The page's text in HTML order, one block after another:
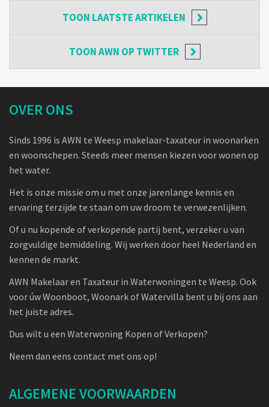
TOON LAATSTE ARTIKELEN
TOONAWN OP TWITTER
OVER ONS
Sinds 1996 is AWN te Weesp makelaar-taxateur in woonarken
en woonschepen. Steeds meer mensen kiezen voor wonen op
het water.
Het is onze missie om u met onze jarenlange kennis en
ervaring terzijde te staan om uw droom te verwezenlijken.
Of u nu kopende of verkopende partij bent, verzeker u van
zorgvuldige bemiddeling. Wij werken door heel Nederland en
kennen de markt.
AWN Makelaar en Taxateur in Waterwoningen te Weesp. Ook
voor úw Woonboot, Woonark of Watervilla bent u bij ons aan
het juiste adres.
Dus wilt u een Waterwoning Kopen of Verkopen?
Neem dan eens contact met ons op!
ALGEMENE VOORWAARDEN